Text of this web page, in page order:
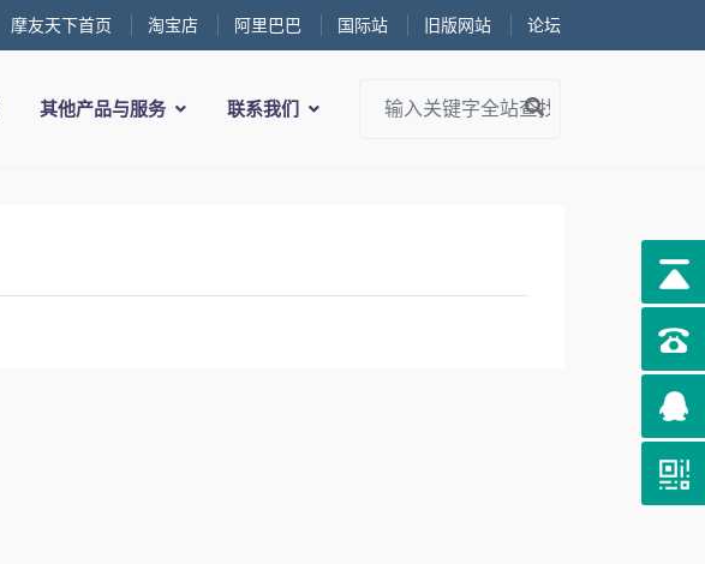
摩友天下首页 淘宝店 阿里巴巴 国际站 旧版网站 论坛
其他产品与服务 联系我们